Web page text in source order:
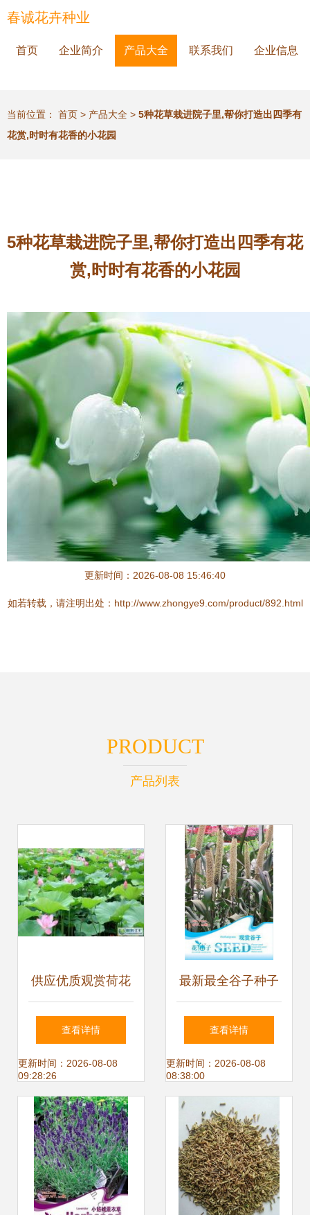
春诚花卉种业
首页 企业简介 产品大全 联系我们 企业信息
当前位置： 首页 > 产品大全 > 5种花草栽进院子里,帮你打造出四季有
花赏,时时有花香的小花园
5种花草栽进院子里,帮你打造出四季有花
赏,时时有花香的小花园
更新时间：2026-08-08 15:46:40
如若转载，请注明出处：http://www.zhongye9.com/product/892.html
PRODUCT
产品列表
供应优质观赏荷花
莲花种子及种苗，
助力园艺与农副产
品发展
查看详情
更新时间：2026-08-08
09:28:26
最新最全谷子种子
与花卉种子产品参
考信息指南
查看详情
更新时间：2026-08-08
08:38:00